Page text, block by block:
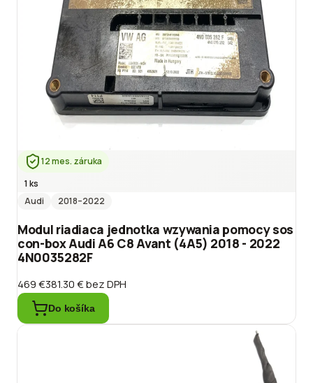
12 mes. záruka
1 ks
Audi
2018–2022
Modul riadiaca jednotka wzywania pomocy sos
con-box Audi A6 C8 Avant (4A5) 2018 - 2022
4N0035282F
469 €381.30 €bez DPH
Do košíka